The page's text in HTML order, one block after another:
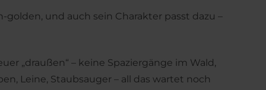
golden, und auch sein Charakter passt dazu –
„draußen“ – keine Spaziergänge im Wald,
Leine, Staubsauger – all das wartet noch